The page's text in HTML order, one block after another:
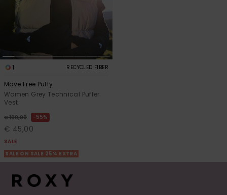
1 RECYCLED FIBER
Move Free Puffy
Women Grey Technical Puffer
Vest
€ 100,00 55%
€ 45,00
SALE
SALE ON SALE 25% EXTRA